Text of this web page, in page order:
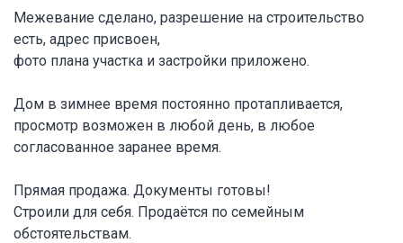
Межевание сделано, разрешение на строительство
есть, адрес присвоен,
фото плана участка и застройки приложено.
Дом в зимнее время постоянно протапливается,
просмотр возможен в любой день, в любое
согласованное заранее время.
Прямая продажа. Документы готовы!
Строили для себя. Продаётся по семейным
обстоятельствам.